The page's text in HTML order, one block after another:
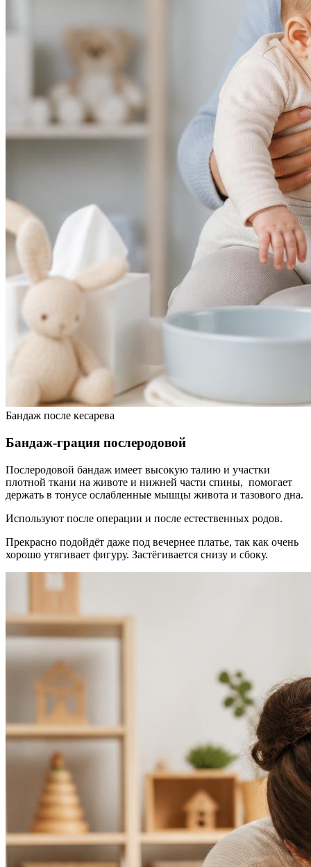
Бандаж после кесарева
Бандаж-грация послеродовой
Послеродовой бандаж имеет высокую талию и участки
плотной ткани на животе и нижней части спины, помогает
держать в тонусе ослабленные мышцы живота и тазового дна.
Используют после операции и после естественных родов.
Прекрасно подойдёт даже под вечернее платье, так как очень
хорошо утягивает фигуру. Застёгивается снизу и сбоку.